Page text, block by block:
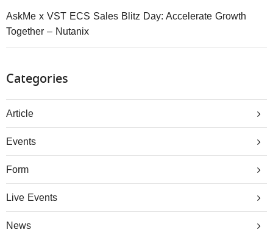
AskMe x VST ECS Sales Blitz Day: Accelerate Growth
Together – Nutanix
Categories
Article
Events
Form
Live Events
News